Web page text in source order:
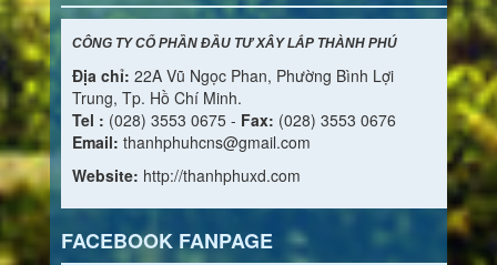
CÔNG TY CỔ PHẦN ĐẦU TƯ XÂY LẮP THÀNH PHÚ
Địa chỉ: 22A Vũ Ngọc Phan, Phường Bình Lợi
Trung, Tp. Hồ Chí Minh.
Tel : (028) 3553 0675 - Fax: (028) 3553 0676
Email: thanhphuhcns@gmail.com
Website: http://thanhphuxd.com
FACEBOOK FANPAGE